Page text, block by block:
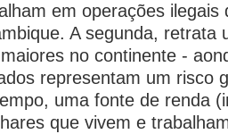
em operações ilegais
A segunda, retrata
no continente -
representam um risco
uma fonte de renda
que vivem e